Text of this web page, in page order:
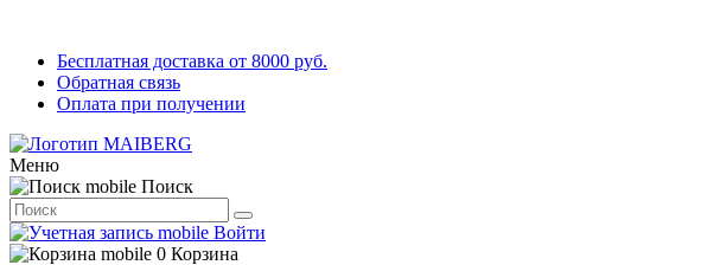
Бесплатная доставка от 8000 руб.
Обратная связь
Оплата при получении
Меню
Поиск
Войти
0 Корзина